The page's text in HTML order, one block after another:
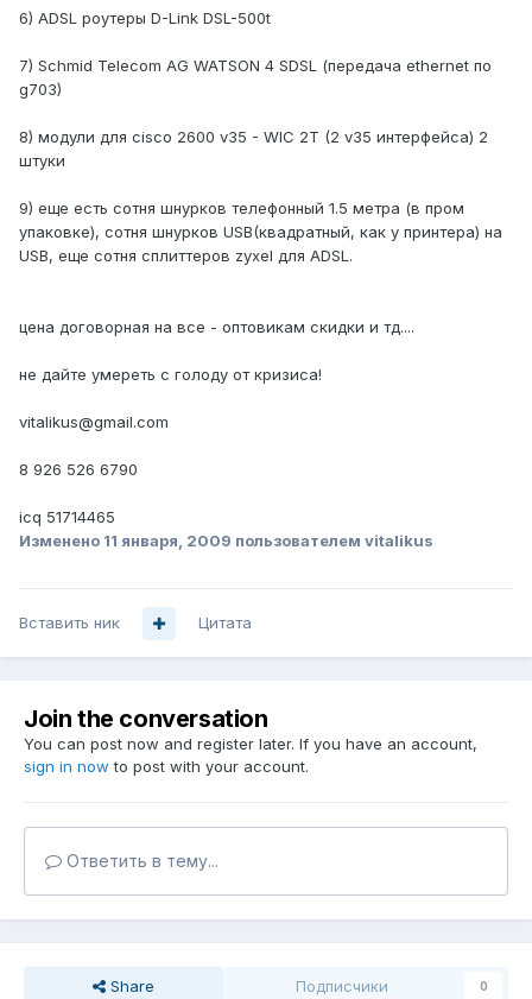
6) ADSL роутеры D-Link DSL-500t
7) Schmid Telecom AG WATSON 4 SDSL (передача ethernet по
g703)
8) модули для cisco 2600 v35 - WIC 2T (2 v35 интерфейса) 2
штуки
9) еще есть сотня шнурков телефонный 1.5 метра (в пром
упаковке), сотня шнурков USB(квадратный, как у принтера) на
USB, еще сотня сплиттеров zyxel для ADSL.
цена договорная на все - оптовикам скидки и тд....
не дайте умереть с голоду от кризиса!
vitalikus@gmail.com
8 926 526 6790
icq 51714465
Изменено 11 января, 2009 пользователем vitalikus
Вставить ник Цитата
Join the conversation
You can post now and register later. If you have an account,
sign in now to post with your account.
Ответить в тему...
Share Подписчики 0